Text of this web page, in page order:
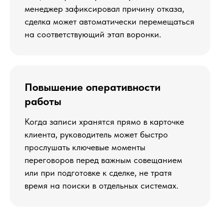
менеджер зафиксировал причину отказа,
сделка может автоматически перемещаться
на соответствующий этап воронки.
Повышение оперативности
работы
Когда записи хранятся прямо в карточке
клиента, руководитель может быстро
прослушать ключевые моменты
переговоров перед важным совещанием
или при подготовке к сделке, не тратя
время на поиски в отдельных системах.